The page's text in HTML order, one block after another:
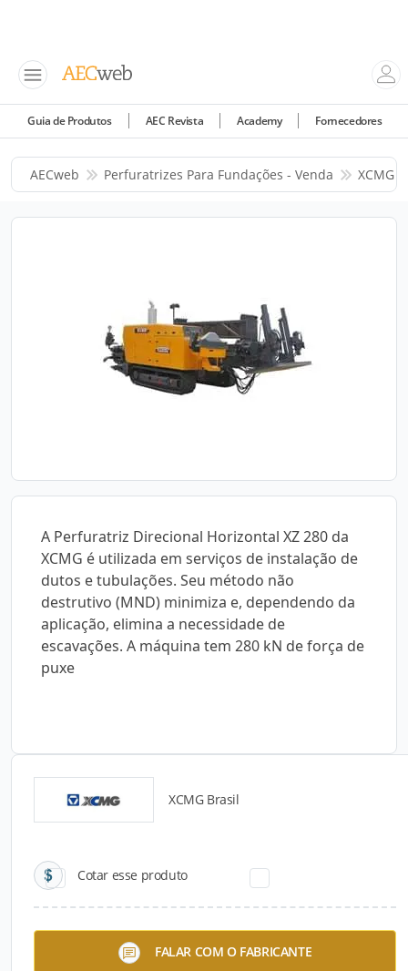
Guia de Produtos AEC Revista Academy Fornecedores
AECweb Perfuratrizes Para Fundações - Venda XCMG
A Perfuratriz Direcional Horizontal XZ 280 da
XCMG é utilizada em serviços de instalação de
dutos e tubulações. Seu método não
destrutivo (MND) minimiza e, dependendo da
aplicação, elimina a necessidade de
escavações. A máquina tem 280 kN de força de
puxe
XCMG Brasil
Cotar esse produto
FALAR COM O FABRICANTE
Catálogos para Download